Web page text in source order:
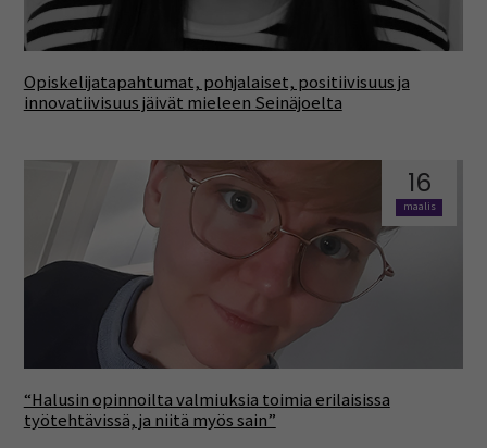
Opiskelijatapahtumat, pohjalaiset, positiivisuus ja
innovatiivisuus jäivät mieleen Seinäjoelta
16
maalis
“Halusin opinnoilta valmiuksia toimia erilaisissa
työtehtävissä, ja niitä myös sain”